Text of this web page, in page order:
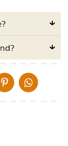
DE MAIL
DELEN OP PINTEREST
DELEN OP